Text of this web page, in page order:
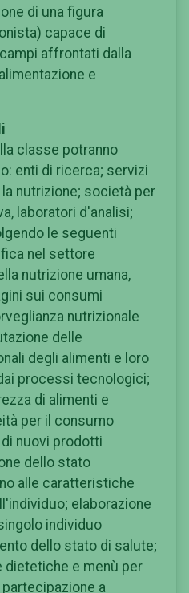
di una figura
capace di
affrontati dalla
e
classe potranno
enti di ricerca; servizi
nutrizione; società per
laboratori d'analisi;
le seguenti
nel settore
nutrizione umana,
sui consumi
nutrizionale
delle
degli alimenti e loro
processi tecnologici;
di alimenti e
per il consumo
nuovi prodotti
dello stato
alle caratteristiche
elaborazione
individuo
dello stato di salute;
dietetiche e menù per
a